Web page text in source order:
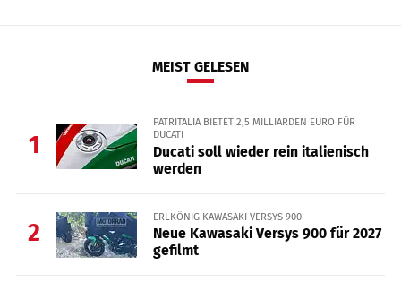
MEIST GELESEN
1
PATRITALIA BIETET 2,5 MILLIARDEN EURO FÜR
DUCATI
Ducati soll wieder rein italienisch
werden
2
ERLKÖNIG KAWASAKI VERSYS 900
Neue Kawasaki Versys 900 für 2027
gefilmt